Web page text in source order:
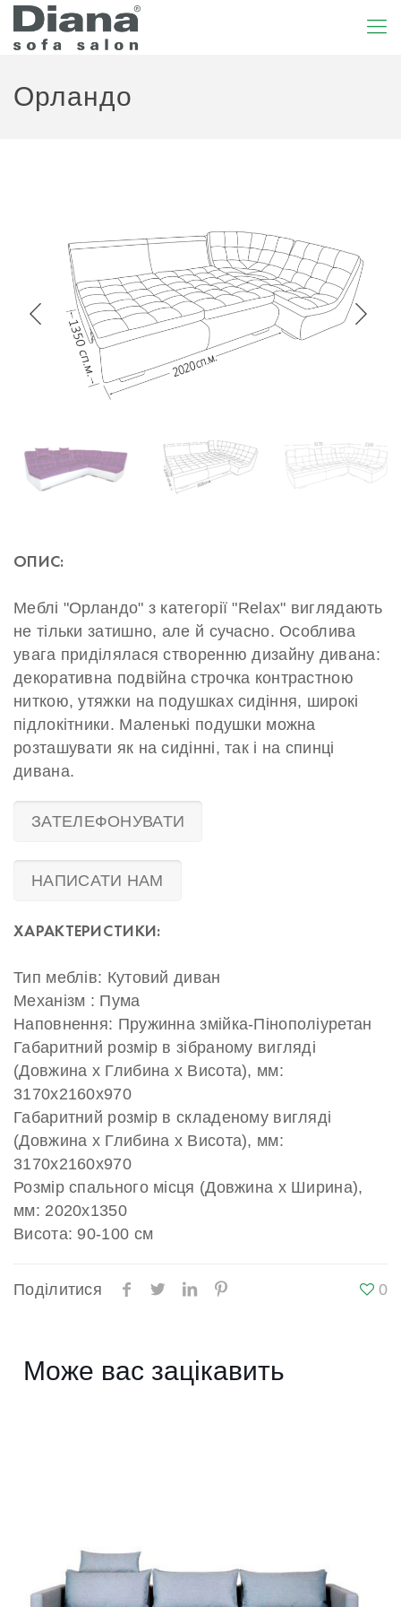
Орландо
ОПИС:
Меблі "Орландо" з категорії "Relax" виглядають
не тільки затишно, але й сучасно. Особлива
увага приділялася створенню дизайну дивана:
декоративна подвійна строчка контрастною
ниткою, утяжки на подушках сидіння, широкі
підлокітники. Маленькі подушки можна
розташувати як на сидінні, так і на спинці
дивана.
ЗАТЕЛЕФОНУВАТИ
НАПИСАТИ НАМ
ХАРАКТЕРИСТИКИ:
Тип меблів: Кутовий диван
Механізм : Пума
Наповнення: Пружинна змійка-Пінополіуретан
Габаритний розмір в зібраному вигляді
(Довжина х Глибина х Висота), мм:
3170х2160х970
Габаритний розмір в складеному вигляді
(Довжина х Глибина х Висота), мм:
3170х2160х970
Розмір спального місця (Довжина х Ширина),
мм: 2020х1350
Висота: 90-100 см
Поділитися 0
Може вас зацікавить